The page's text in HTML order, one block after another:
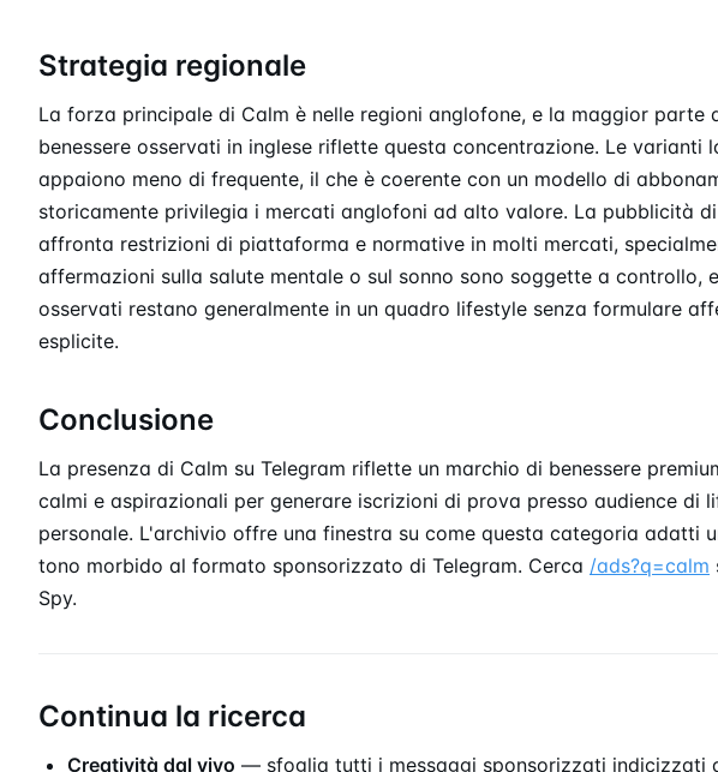
Strategia regionale
La forza principale di Calm è nelle regioni anglofone, e la maggior parte
benessere osservati in inglese riflette questa concentrazione. Le varianti
appaiono meno di frequente, il che è coerente con un modello di
storicamente privilegia i mercati anglofoni ad alto valore. La pubblicità di
affronta restrizioni di piattaforma e normative in molti mercati,
affermazioni sulla salute mentale o sul sonno sono soggette a controllo,
osservati restano generalmente in un quadro lifestyle senza formulare
esplicite.
Conclusione
La presenza di Calm su Telegram riflette un marchio di benessere
calmi e aspirazionali per generare iscrizioni di prova presso audience di
personale. L'archivio offre una finestra su come questa categoria adatti
tono morbido al formato sponsorizzato di Telegram. Cerca /ads?q=calm
Spy.
Continua la ricerca
Creatività dal vivo — sfoglia tutti i messaggi sponsorizzati indicizzati